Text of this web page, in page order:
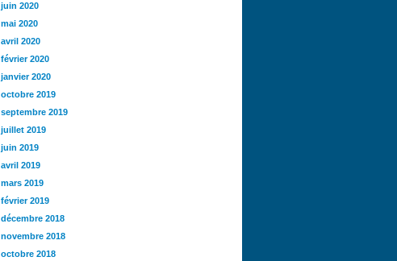
juin 2020
mai 2020
avril 2020
février 2020
janvier 2020
octobre 2019
septembre 2019
juillet 2019
juin 2019
avril 2019
mars 2019
février 2019
décembre 2018
novembre 2018
octobre 2018